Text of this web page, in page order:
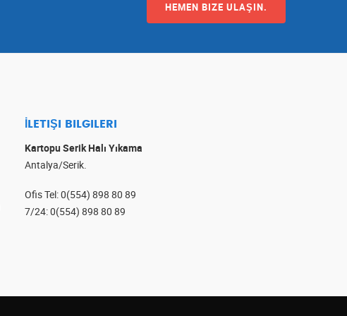
HEMEN BIZE ULAŞIN.
İLETIŞI BILGILERI
Kartopu Serik Halı Yıkama
Antalya/Serik.
Ofis Tel:0(554) 898 80 89
7/24:0(554) 898 80 89